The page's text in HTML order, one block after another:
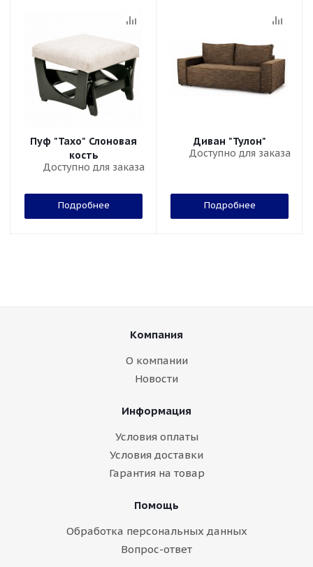
Пуф "Тахо" Слоновая
кость
Доступно для заказа
Подробнее
Диван "Тулон"
Доступно для заказа
Подробнее
Компания
О компании
Новости
Информация
Условия оплаты
Условия доставки
Гарантия на товар
Помощь
Обработка персональных данных
Вопрос-ответ